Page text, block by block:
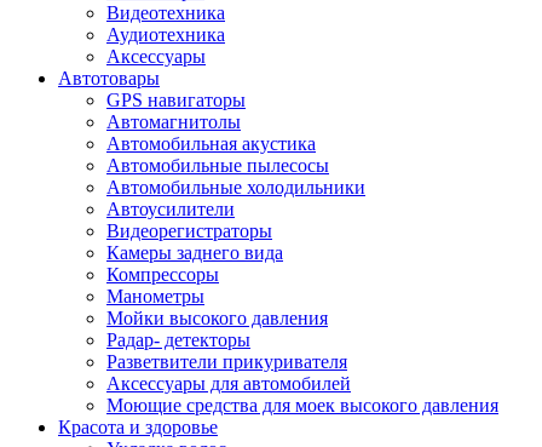
Видеотехника
Аудиотехника
Аксессуары
Автотовары
GPS навигаторы
Автомагнитолы
Автомобильная акустика
Автомобильные пылесосы
Автомобильные холодильники
Автоусилители
Видеорегистраторы
Камеры заднего вида
Компрессоры
Манометры
Мойки высокого давления
Радар- детекторы
Разветвители прикуривателя
Аксессуары для автомобилей
Моющие средства для моек высокого давления
Красота и здоровье